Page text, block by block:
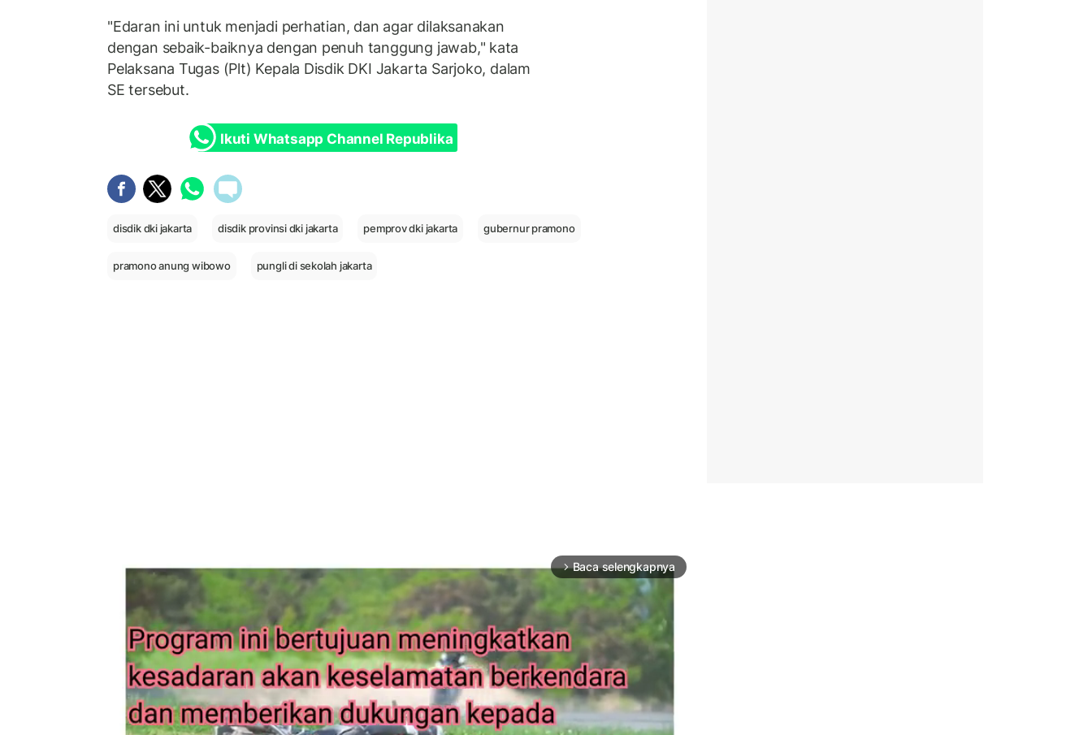
"Edaran ini untuk menjadi perhatian, dan agar dilaksanakan
dengan sebaik-baiknya dengan penuh tanggung jawab," kata
Pelaksana Tugas (Plt) Kepala Disdik DKI Jakarta Sarjoko, dalam
SE tersebut.
Ikuti Whatsapp Channel Republika
disdik dki jakarta disdik provinsi dki jakarta pemprov dki jakarta gubernur pramono
pramono anung wibowo pungli di sekolah jakarta
arrow_forward_ios Baca selengkapnya